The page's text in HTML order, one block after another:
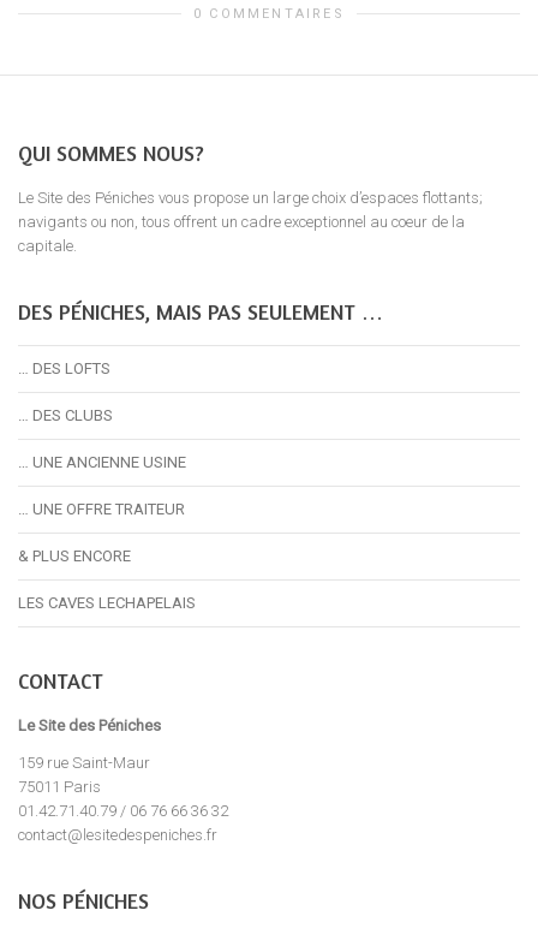
0 COMMENTAIRES
QUI SOMMES NOUS?
Le Site des Péniches vous propose un large choix d’espaces flottants;
navigants ou non, tous offrent un cadre exceptionnel au coeur de la
capitale.
DES PÉNICHES, MAIS PAS SEULEMENT …
… DES LOFTS
… DES CLUBS
… UNE ANCIENNE USINE
… UNE OFFRE TRAITEUR
& PLUS ENCORE
LES CAVES LECHAPELAIS
CONTACT
Le Site des Péniches
159 rue Saint-Maur
75011 Paris
01.42.71.40.79 / 06 76 66 36 32
contact@lesitedespeniches.fr
NOS PÉNICHES